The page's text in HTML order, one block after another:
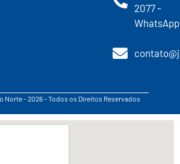
2077 -
WhatsApp
Norte - 2026 - Todos os Direitos Reservados